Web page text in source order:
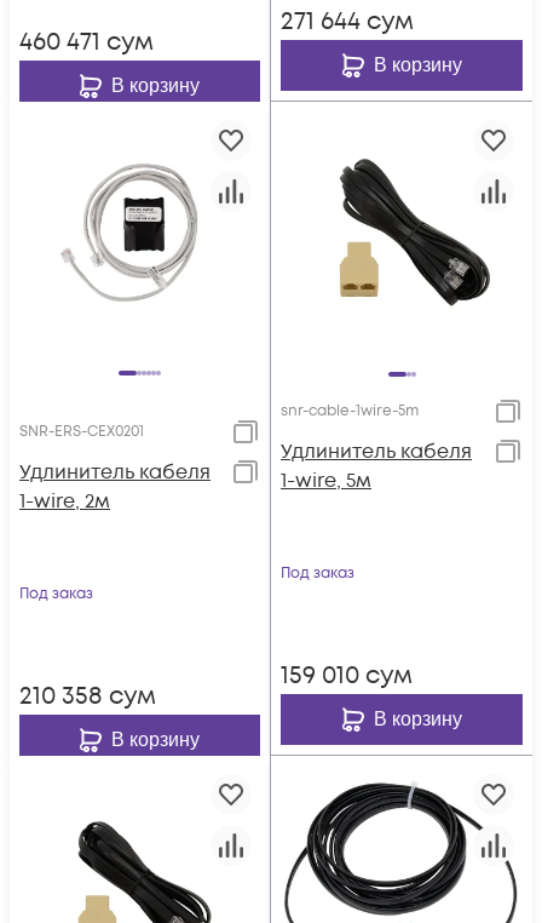
460 471 сум
В корзину
271 644 сум
В корзину
SNR-ERS-CEX0201
Удлинитель кабеля
1-wire, 2м
Под заказ
210 358 сум
В корзину
snr-cable-1wire-5m
Удлинитель кабеля
1-wire, 5м
Под заказ
159 010 сум
В корзину